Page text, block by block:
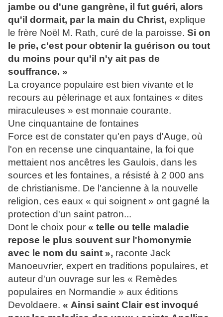
jambe ou d'une gangrène, il fut guéri, alors
qu'il dormait, par la main du Christ, explique
le frère Noël M. Rath, curé de la paroisse. Si on
le prie, c'est pour obtenir la guérison ou tout
du moins pour qu'il n'y ait pas de
souffrance. »
La croyance populaire est bien vivante et le
recours au pèlerinage et aux fontaines « dites
miraculeuses » est monnaie courante.
Une cinquantaine de fontaines
Force est de constater qu'en pays d'Auge, où
l'on en recense une cinquantaine, la foi que
mettaient nos ancêtres les Gaulois, dans les
sources et les fontaines, a résisté à 2 000 ans
de christianisme. De l'ancienne à la nouvelle
religion, ces eaux « qui soignent » ont gagné la
protection d'un saint patron...
Dont le choix pour « telle ou telle maladie
repose le plus souvent sur l'homonymie
avec le nom du saint », raconte Jack
Manoeuvrier, expert en traditions populaires, et
auteur d'un ouvrage sur les « Remèdes
populaires en Normandie » aux éditions
Devoldaere. « Ainsi saint Clair est invoqué